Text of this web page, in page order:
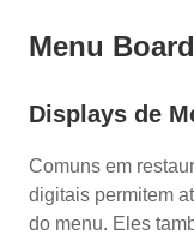
Menu Board
Displays de
Comuns em
digitais permitem
do menu. Eles